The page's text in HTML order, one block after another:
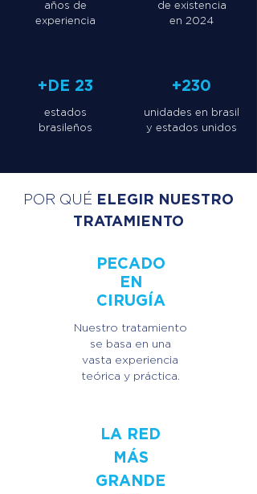
años de
experiencia
+DE 23
estados
brasileños
de existencia
en 2024
+230
unidades en brasil
y estados unidos
POR QUÉ ELEGIR NUESTRO
TRATAMIENTO
PECADO
EN
CIRUGÍA
Nuestro tratamiento
se basa en una
vasta experiencia
teórica y práctica.
LA RED
MÁS
GRANDE